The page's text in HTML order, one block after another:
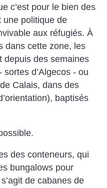
c’est pour le bien des
une politique de
aux réfugiés. À
dans cette zone, les
depuis des semaines
sortes d’Algecos - ou
Calais, dans des
baptisés
des conteneurs, qui
bungalows pour
de cabanes de